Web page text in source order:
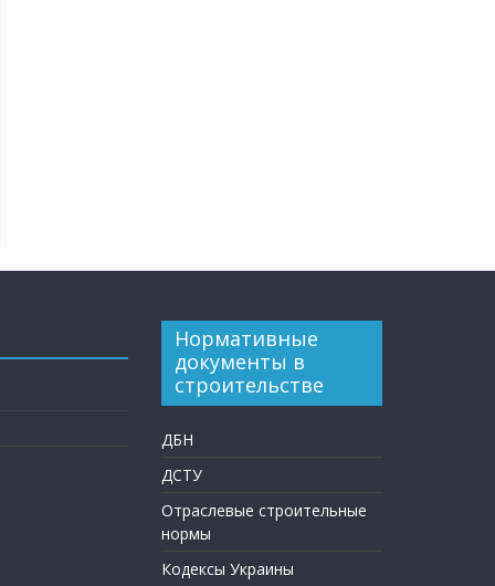
Нормативные
документы в
строительстве
ДБН
ДСТУ
Отраслевые строительные
нормы
Кодексы Украины